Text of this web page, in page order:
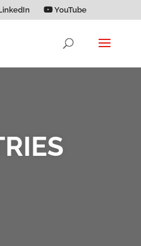
YouTube